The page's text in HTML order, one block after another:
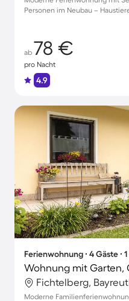
Personen im Neubau –
ab 78 €
pro Nacht
4.9
Ferienwohnung ∙ 4 Gäste ∙
Fichtelberg,
Moderne